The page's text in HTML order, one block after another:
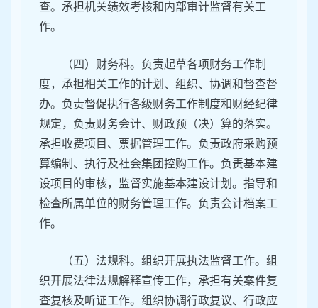
查。承担机关绩效考核和内部审计监督有关工
作。
（四）财务科。负责起草各项财务工作制
度，承担相关工作的计划、组织、协调和督查督
办。负责督促执行各级财务工作制度和财经纪律
规定，负责财务会计、财政预（决）算的落实。
承担收费项目、票据管理工作。负责政府采购预
算编制、执行及社会集团控购工作。负责基本建
设项目的审核，监督实施基本建设计划。指导和
检查所属单位的财务管理工作。负责会计档案工
作。
（五）法规科。组织开展执法监督工作。组
织开展法律法规解释宣传工作，承担有关案件复
查复核及听证工作。组织协调行政复议、行政应